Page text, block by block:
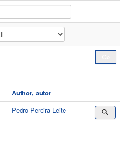
Author, autor
Pedro Pereira Leite